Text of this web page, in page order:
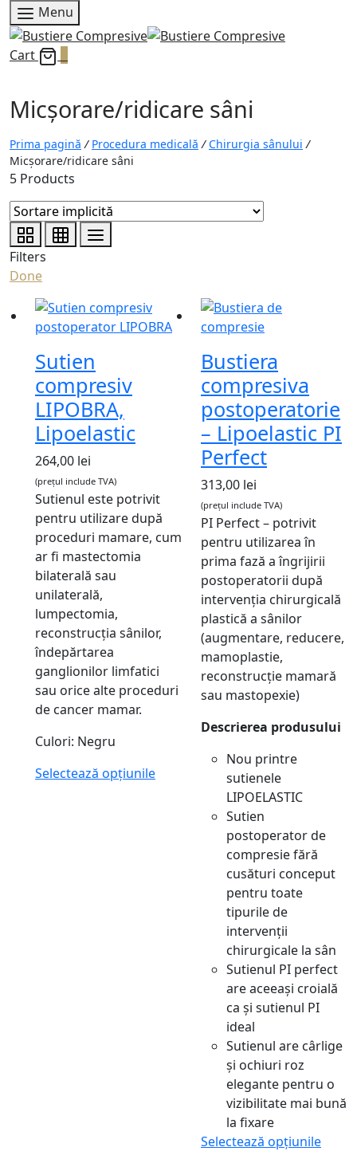
Menu
Cart
Micșorare/ridicare sâni
Prima pagină / Procedura medicală / Chirurgia sânului /
Micșorare/ridicare sâni
5 Products
Filters
Done
Sutien
compresiv
LIPOBRA,
Lipoelastic
264,00 lei
(prețul include TVA)
Sutienul este potrivit
pentru utilizare după
proceduri mamare, cum
ar fi mastectomia
bilaterală sau
unilaterală,
lumpectomia,
reconstrucția sânilor,
îndepărtarea
ganglionilor limfatici
sau orice alte proceduri
de cancer mamar.
Culori: Negru
Selectează opțiunile
Bustiera
compresiva
postoperatorie
– Lipoelastic PI
Perfect
313,00 lei
(prețul include TVA)
PI Perfect – potrivit
pentru utilizarea în
prima fază a îngrijirii
postoperatorii după
intervenția chirurgicală
plastică a sânilor
(augmentare, reducere,
mamoplastie,
reconstrucție mamară
sau mastopexie)
Descrierea produsului
Nou printre
sutienele
LIPOELASTIC
Sutien
postoperator de
compresie fără
cusături conceput
pentru toate
tipurile de
intervenții
chirurgicale la sân
Sutienul PI perfect
are aceeași croială
ca și sutienul PI
ideal
Sutienul are cârlige
și ochiuri roz
elegante pentru o
vizibilitate mai bună
la fixare
Selectează opțiunile